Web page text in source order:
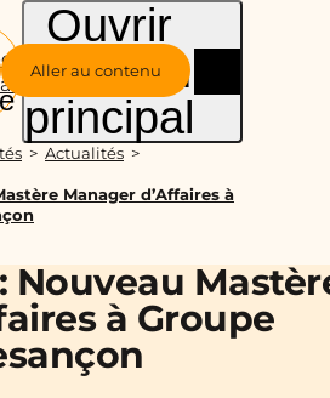
Aller au contenu
Ouvrir
le menu
principal
Actualités
Manager d’Affaires à
Nouveau
à Groupe